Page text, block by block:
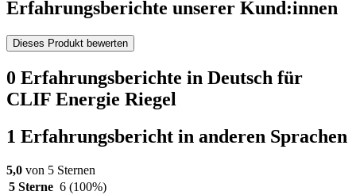
Erfahrungsberichte unserer Kund:innen
Dieses Produkt bewerten
0 Erfahrungsberichte in Deutsch für
CLIF Energie Riegel
1 Erfahrungsbericht in anderen Sprachen
5,0 von 5 Sternen
5 Sterne 6 (100%)